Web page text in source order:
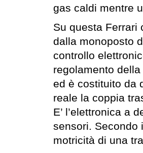
gas caldi mentre
Su questa Ferrari
dalla monoposto
controllo
regolamento
ed è costituito da
reale la coppia
E’ l’elettronica a
sensori. Secondo
motricità di una